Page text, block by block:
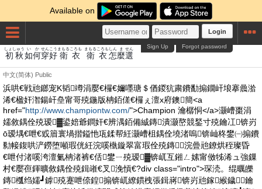
Available on
Login
Forgot password
Sign Up
初秋
しょしゅう
如何
いか
穿
せん
好
こう
衛
まもる
衣
ころも
衛
まもる
衣
ころも
怎
しん
麼
ま
選
せん
中文(简体) Public
浜哄€戦兘鎯宠Κ韬竴涓嬮€欏€嬭嚜瑭＄偤鍐犺粛鐨勫搧鐗屽埌搴曟湁
浠€楹奸潪鍚屽皨甯哥殑鍦版柟銆傞€欏ぇ澶х府鐭簡<a
href="http://www.championtw.com/">Champion 瀹樼恫</a>灏嶆棗涓
嬬敘鍝佺殑瑷▓鍙婄爺鐧奸€辨湡銆備絾鏄潰灏嶅競鍫寸殑鑰冮锛岃
ō瑷堣€呭€戜篃寰堝揩鎰忚瓨鍒帮紝灏嶆柤鍝佺墝渚嗚锛屾柊鐢㈠搧鐨
勬帹鍑哄浐鐒堕噸瑕侊紝浣嗘槸鏇翠富瑕佺殑鏄浣曡兘鐐烘秷璨昏
€呭付渚嗘洿澶氭柟渚裤€佸鐢ㄧ殑瑷▓锛屼互鎺ㄥ嫊甯傚牬浠ュ強鏁
村€嬮亱鍕曠敘鍝佺殑鍓嶉€叉浼愩€?div class="intro">琛涜。绲曞皪
鏄槬绉嬬┛鎼殑蹇呭倷鍠搧锛屼繚鏆栧張鍓嶈锛岃兘鎵緱鐬鑰